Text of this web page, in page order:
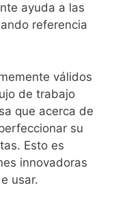
ayuda a las
referencia
válidos
de trabajo
que acerca de
su
Esto es
innovadoras
usar.